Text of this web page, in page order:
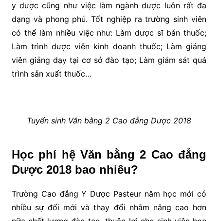
y dược cũng như việc làm ngành dược luôn rất đa
dạng và phong phú. Tốt nghiệp ra trường sinh viên
có thể làm nhiều việc như: Làm dược sĩ bán thuốc;
Làm trình dược viên kinh doanh thuốc; Làm giảng
viên giảng dạy tại cơ sở đào tạo; Làm giám sát quá
trình sản xuất thuốc…
Tuyển sinh Văn bằng 2 Cao đẳng Dược 2018
Học phí hệ Văn bằng 2 Cao đẳng
Dược 2018 bao nhiêu?
Trường Cao đẳng Y Dược Pasteur năm học mới có
nhiều sự đổi mới và thay đổi nhằm nâng cao hơn